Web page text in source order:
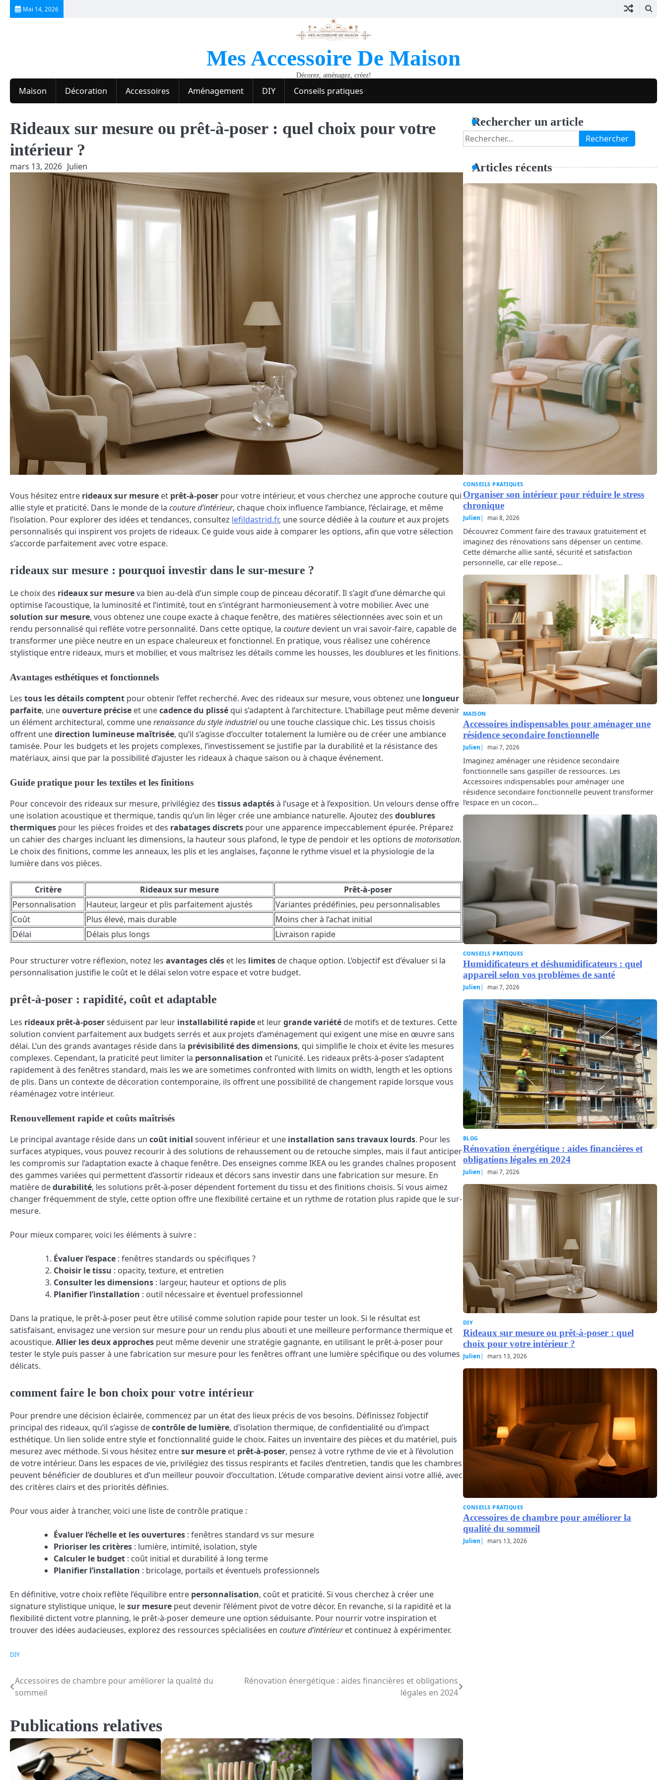
Skip
Mai 14, 2026
Mes Accessoire De Maison
Décorez, aménagez, créez!
Maison Décoration Accessoires Aménagement DIY Conseils pratiques
Rideaux sur mesure ou prêt-à-poser : quel choix pour votre
intérieur ?
mars 13, 2026 Julien
Vous hésitez entre rideaux sur mesure et prêt-à-poser pour votre intérieur, et vous cherchez une approche couture qui
allie style et praticité. Dans le monde de la couture d’intérieur, chaque choix influence l’ambiance, l’éclairage, et même
l’isolation. Pour explorer des idées et tendances, consultez lefildastrid.fr, une source dédiée à la couture et aux projets
personnalisés qui inspirent vos projets de rideaux. Ce guide vous aide à comparer les options, afin que votre sélection
s’accorde parfaitement avec votre espace.
rideaux sur mesure : pourquoi investir dans le sur-mesure ?
Le choix des rideaux sur mesureva bien au-delà d’un simple coup de pinceau décoratif. Il s’agit d’une démarche qui
optimise l’acoustique, la luminosité et l’intimité, tout en s’intégrant harmonieusement à votre mobilier. Avec une
solution sur mesure, vous obtenez une coupe exacte à chaque fenêtre, des matières sélectionnées avec soin et un
rendu personnalisé qui reflète votre personnalité. Dans cette optique, la couture devient un vrai savoir-faire, capable de
transformer une pièce neutre en un espace chaleureux et fonctionnel. En pratique, vous réalisez une cohérence
stylistique entre rideaux, murs et mobilier, et vous maîtrisez les détails comme les housses, les doublures et les finitions.
Avantages esthétiques et fonctionnels
Les tous les détails comptent pour obtenir l’effet recherché. Avec des rideaux sur mesure, vous obtenez une longueur
parfaite, uneouverture précise et unecadence du plissé qui s’adaptent à l’architecture. L’habillage peut même devenir
un élément architectural, comme unerenaissance du style industrielou une touche classique chic. Les tissus choisis
offrent unedirection lumineuse maîtrisée, qu’il s’agisse d’occulter totalement la lumière ou de créer une ambiance
tamisée. Pour les budgets et les projets complexes, l’investissement se justifie par la durabilité et la résistance des
matériaux, ainsi que par la possibilité d’ajuster les rideaux à chaque saison ou à chaque événement.
Guide pratique pour les textiles et les finitions
Pour concevoir des rideaux sur mesure, privilégiez des tissus adaptésà l’usage et à l’exposition. Un velours dense offre
une isolation acoustique et thermique, tandis qu’un lin léger crée une ambiance naturelle. Ajoutez des doublures
thermiques pour les pièces froides et des rabatages discrets pour une apparence impeccablement épurée. Préparez
un cahier des charges incluant les dimensions, la hauteur sous plafond, le type de pendoir et les options demotorisation.
Le choix des finitions, comme les anneaux, les plis et les anglaises, façonne le rythme visuel et la physiologie de la
lumière dans vos pièces.
Critère Rideaux sur mesure
Prêt-à-poser
Personnalisation
Hauteur, largeur et plis parfaitement ajustés
Variantes prédéfinies, peu personnalisables
Coût
Plus élevé, mais durable
Moins cher à l’achat initial
Délai
Délais plus longs Livraison rapide
Pour structurer votre réflexion, notez les avantages clés et les limites de chaque option. L’objectif est d’évaluer si la
personnalisation justifie le coût et le délai selon votre espace et votre budget.
prêt-à-poser : rapidité, coût et adaptable
Les rideaux prêt-à-poserséduisent par leur installabilité rapide et leurgrande variété de motifs et de textures. Cette
solution convient parfaitement aux budgets serrés et aux projets d’aménagement qui exigent une mise en œuvre sans
délai. L’un des grands avantages réside dans la prévisibilité des dimensions, qui simplifie le choix et évite les mesures
complexes. Cependant, la praticité peut limiter la personnalisation et l’unicité. Les rideaux prêts-à-poser s’adaptent
rapidement à des fenêtres standard, mais les we are sometimes confronted with limits on width, length et les options
de plis. Dans un contexte de décoration contemporaine, ils offrent une possibilité de changement rapide lorsque vous
réaménagez votre intérieur.
Renouvellement rapide et coûts maîtrisés
Le principal avantage réside dans un coût initial souvent inférieur et une installation sans travaux lourds. Pour les
surfaces atypiques, vous pouvez recourir à des solutions de rehaussement ou de retouche simples, mais il faut anticiper
les compromis sur l’adaptation exacte à chaque fenêtre. Des enseignes comme IKEA ou les grandes chaînes proposent
des gammes variées qui permettent d’assortir rideaux et décors sans investir dans une fabrication sur mesure. En
matière dedurabilité, les solutions prêt-à-poser dépendent fortement du tissu et des finitions choisis. Si vous aimez
changer fréquemment de style, cette option offre une flexibilité certaine et un rythme de rotation plus rapide que le sur-
mesure.
Pour mieux comparer, voici les éléments à suivre :
Évaluer l’espace : fenêtres standards ou spécifiques ?
Choisir le tissu : opacity, texture, et entretien
Consulter les dimensions : largeur, hauteur et options de plis
Planifier l’installation : outil nécessaire et éventuel professionnel
Dans la pratique, le prêt-à-poser peut être utilisé comme solution rapide pour tester un look. Si le résultat est
satisfaisant, envisagez une version sur mesure pour un rendu plus abouti et une meilleure performance thermique et
acoustique. Allier les deux approches peut même devenir une stratégie gagnante, en utilisant le prêt-à-poser pour
tester le style puis passer à une fabrication sur mesure pour les fenêtres offrant une lumière spécifique ou des volumes
délicats.
comment faire le bon choix pour votre intérieur
Pour prendre une décision éclairée, commencez par un état des lieux précis de vos besoins. Définissez l’objectif
principal des rideaux, qu’il s’agisse decontrôle de lumière, d’isolation thermique, de confidentialité ou d’impact
esthétique. Un lien solide entre style et fonctionnalité guide le choix. Faites un inventaire des pièces et du matériel, puis
mesurez avec méthode. Si vous hésitez entresur mesure et prêt-à-poser, pensez à votre rythme de vie et à l’évolution
de votre intérieur. Dans les espaces de vie, privilégiez des tissus respirants et faciles d’entretien, tandis que les chambres
peuvent bénéficier de doublures et d’un meilleur pouvoir d’occultation. L’étude comparative devient ainsi votre allié, avec
des critères clairs et des priorités définies.
Pour vous aider à trancher, voici une liste de contrôle pratique :
Évaluer l’échelle et les ouvertures : fenêtres standard vs sur mesure
Prioriser les critères : lumière, intimité, isolation, style
Calculer le budget : coût initial et durabilité à long terme
Planifier l’installation : bricolage, portails et éventuels professionnels
En définitive, votre choix reflète l’équilibre entre personnalisation, coût et praticité. Si vous cherchez à créer une
signature stylistique unique, lesur mesure peut devenir l’élément pivot de votre décor. En revanche, si la rapidité et la
flexibilité dictent votre planning, le prêt-à-poser demeure une option séduisante. Pour nourrir votre inspiration et
trouver des idées audacieuses, explorez des ressources spécialisées en couture d’intérieuret continuez à expérimenter.
DIY
Navigation
l’article
Accessoires de chambre pour améliorer la qualité du
sommeil
Rénovation énergétique : aides financières et obligations
légales en 2024
Publications relatives
Rechercher un article
Rechercher :
Articles récents
CONSEILS PRATIQUES
Organiser son intérieur pour réduire le stress
chronique
Julien mai 8, 2026
Découvrez Comment faire des travaux gratuitement et
imaginez des rénovations sans dépenser un centime.
Cette démarche allie santé, sécurité et satisfaction
personnelle, car elle repose…
MAISON
Accessoires indispensables pour aménager une
résidence secondaire fonctionnelle
Julien mai 7, 2026
Imaginez aménager une résidence secondaire
fonctionnelle sans gaspiller de ressources. Les
Accessoires indispensables pour aménager une
résidence secondaire fonctionnelle peuvent transformer
l’espace en un cocon…
CONSEILS PRATIQUES
Humidificateurs et déshumidificateurs : quel
appareil selon vos problèmes de santé
Julien mai 7, 2026
BLOG
Rénovation énergétique : aides financières et
obligations légales en 2024
Julien mai 7, 2026
DIY
Rideaux sur mesure ou prêt-à-poser : quel
choix pour votre intérieur ?
Julien mars 13, 2026
CONSEILS PRATIQUES
Accessoires de chambre pour améliorer la
qualité du sommeil
Julien mars 13, 2026